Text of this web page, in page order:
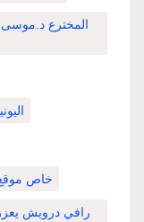
المخترع
خاص موقع
رافي درويش